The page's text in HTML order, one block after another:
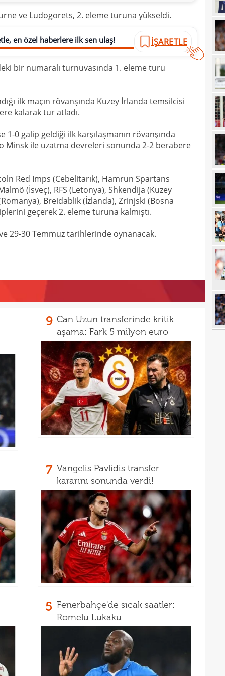
ve Ludogorets, 2. eleme turuna yükseldi.
en özel haberlere ilk sen ulaş! İŞARETLE
bir numaralı turnuvasında 1. eleme turu
ilk maçın rövanşında Kuzey İrlanda temsilcisi
kalarak tur atladı.
1-0 galip geldiği ilk karşılaşmanın rövanşında
Minsk ile uzatma devreleri sonunda 2-2 berabere
Red Imps (Cebelitarık), Hamrun Spartans
(İsveç), RFS (Letonya), Shkendija (Kuzey
Breidablik (İzlanda), Zrinjski (Bosna
geçerek 2. eleme turuna kalmıştı.
29-30 Temmuz tarihlerinde oynanacak.
9 Can Uzun transferinde kritik
aşama: Fark 5 milyon euro
7 Vangelis Pavlidis transfer
kararını sonunda verdi!
5 Fenerbahçe'de sıcak saatler:
Romelu Lukaku
talip!